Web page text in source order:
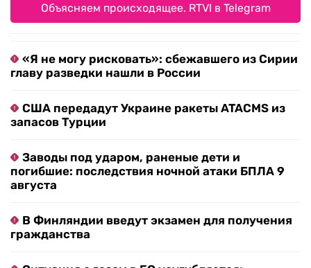
Объясняем происходящее. RTVI в Telegram
«Я не могу рисковать»: сбежавшего из Сирии
главу разведки нашли в России
США передадут Украине ракеты ATACMS из
запасов Турции
Заводы под ударом, раненые дети и
погибшие: последствия ночной атаки БПЛА 9
августа
В Финляндии введут экзамен для получения
гражданства